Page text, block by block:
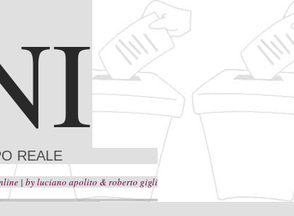
REALE
luciano apolito & roberto gigli